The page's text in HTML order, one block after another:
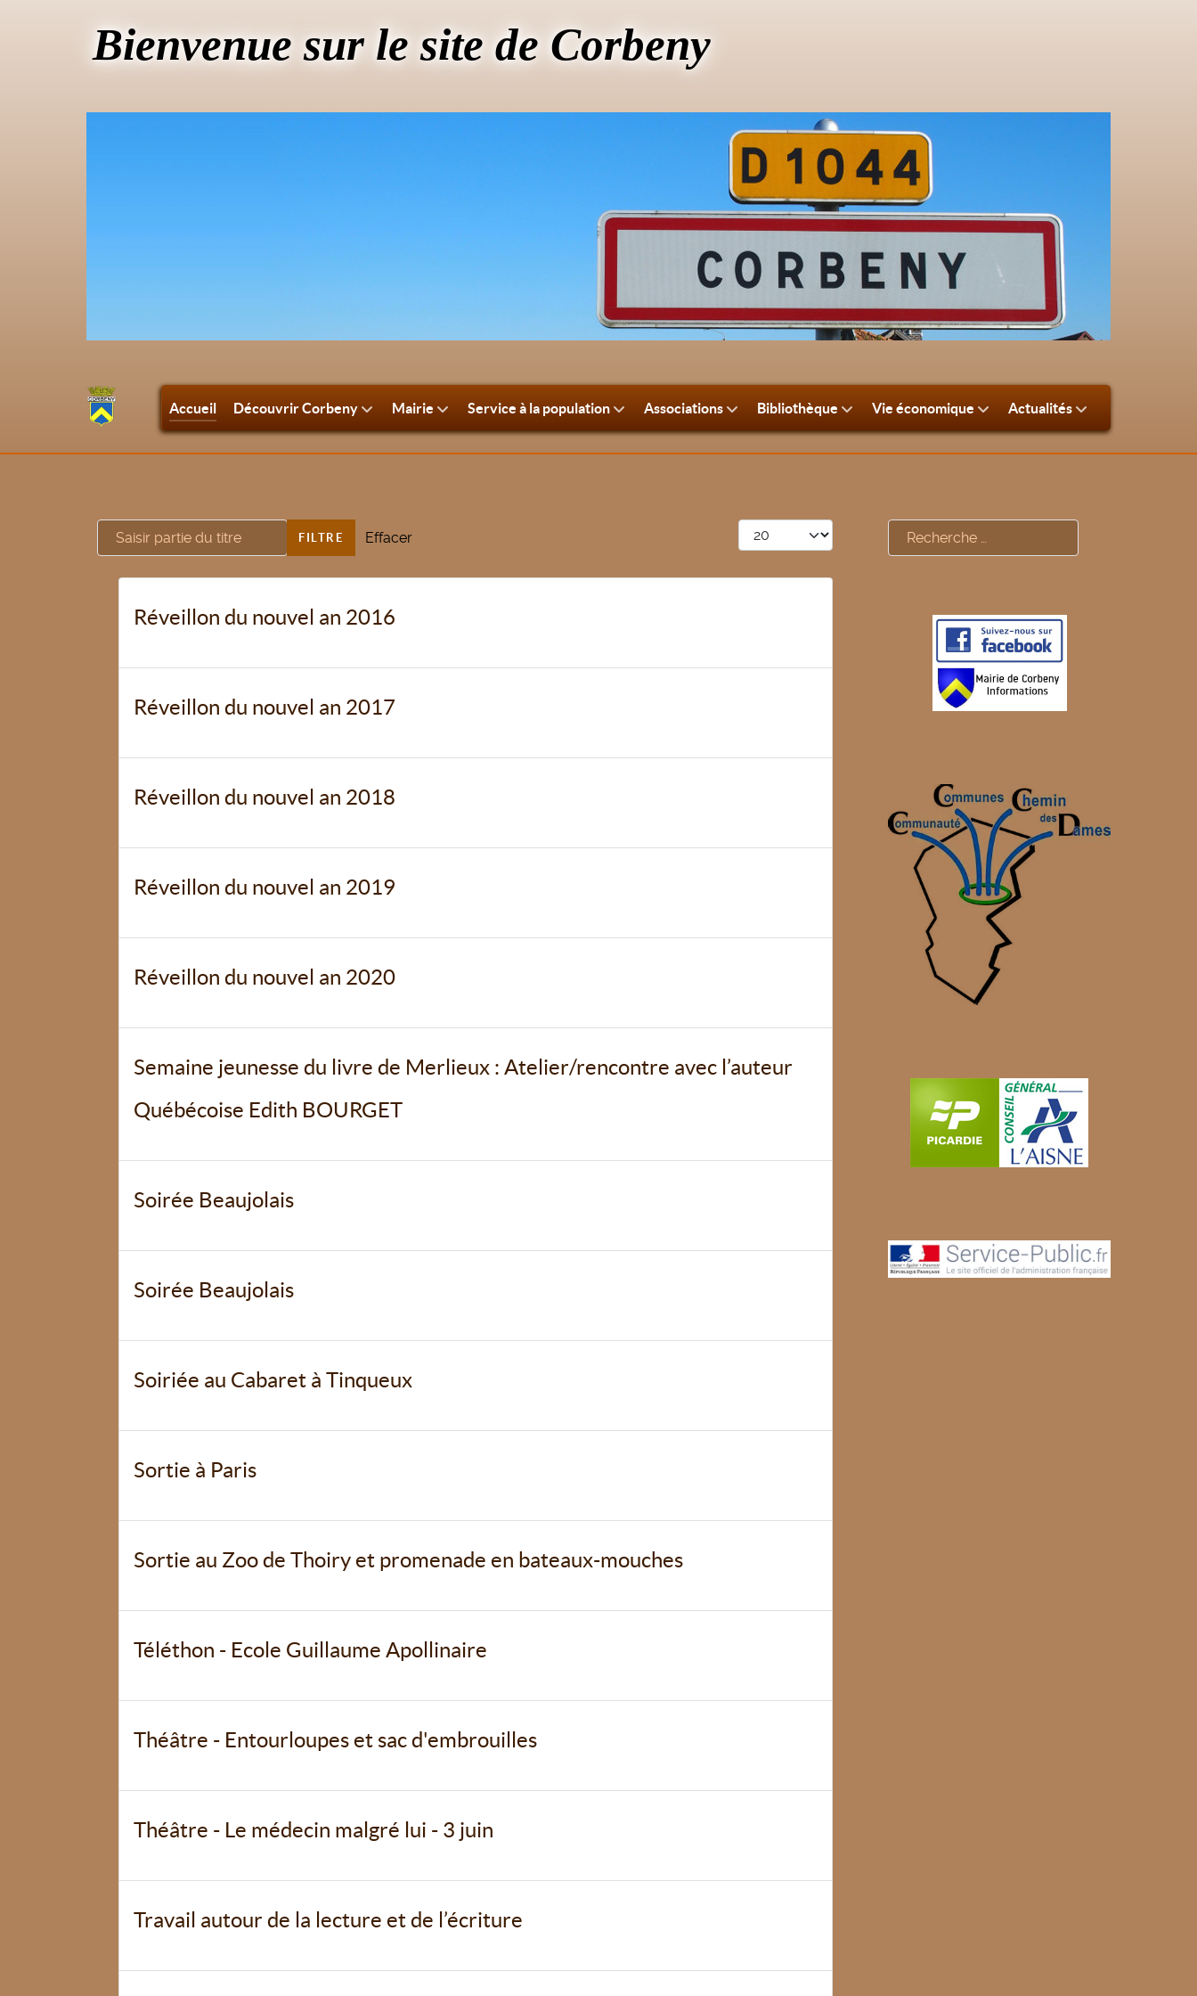
Bienvenue sur le site de Corbeny
Accueil Découvrir Corbeny Mairie Service à la population Associations Bibliothèque Vie économique Actualités
Saisir partie du titre FILTRE Effacer Afficher #
Réveillon du nouvel an 2016
Réveillon du nouvel an 2017
Réveillon du nouvel an 2018
Réveillon du nouvel an 2019
Réveillon du nouvel an 2020
Semaine jeunesse du livre de Merlieux : Atelier/rencontre avec l’auteur
Québécoise Edith BOURGET
Soirée Beaujolais
Soirée Beaujolais
Soiriée au Cabaret à Tinqueux
Sortie à Paris
Sortie au Zoo de Thoiry et promenade en bateaux-mouches
Téléthon - Ecole Guillaume Apollinaire
Théâtre - Entourloupes et sac d'embrouilles
Théâtre - Le médecin malgré lui - 3 juin
Travail autour de la lecture et de l’écriture
Rechercher